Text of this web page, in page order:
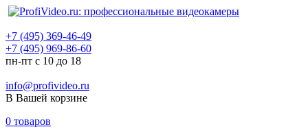
+7 (495) 369-46-49
+7 (495) 969-86-60
пн-пт с 10 до 18
info@profivideo.ru
В Вашей корзине
0 товаров